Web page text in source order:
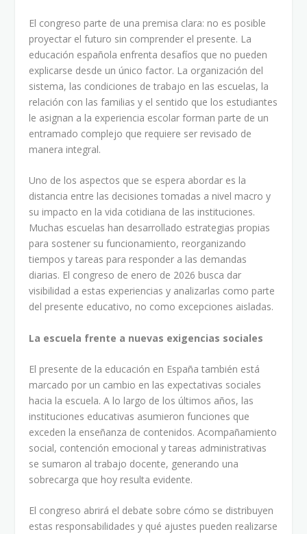
El congreso parte de una premisa clara: no es posible
proyectar el futuro sin comprender el presente. La
educación española enfrenta desafíos que no pueden
explicarse desde un único factor. La organización del
sistema, las condiciones de trabajo en las escuelas, la
relación con las familias y el sentido que los estudiantes
le asignan a la experiencia escolar forman parte de un
entramado complejo que requiere ser revisado de
manera integral.
Uno de los aspectos que se espera abordar es la
distancia entre las decisiones tomadas a nivel macro y
su impacto en la vida cotidiana de las instituciones.
Muchas escuelas han desarrollado estrategias propias
para sostener su funcionamiento, reorganizando
tiempos y tareas para responder a las demandas
diarias. El congreso de enero de 2026 busca dar
visibilidad a estas experiencias y analizarlas como parte
del presente educativo, no como excepciones aisladas.
La escuela frente a nuevas exigencias sociales
El presente de la educación en España también está
marcado por un cambio en las expectativas sociales
hacia la escuela. A lo largo de los últimos años, las
instituciones educativas asumieron funciones que
exceden la enseñanza de contenidos. Acompañamiento
social, contención emocional y tareas administrativas
se sumaron al trabajo docente, generando una
sobrecarga que hoy resulta evidente.
El congreso abrirá el debate sobre cómo se distribuyen
estas responsabilidades y qué ajustes pueden realizarse